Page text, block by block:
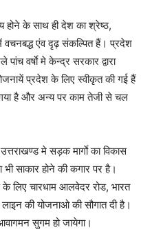
होने के साथ ही देश का श्रेष्ठ,
वचनबद्ध एंव दृढ़ संकल्पित हैं। प्रदेश
वर्षाे मे केन्द्र सरकार द्वारा
प्रदेश के लिए स्वीकृत की गई हैं
है और अन्य पर काम तेजी से चल
मे सड़क मार्गाे का विकास
भी साकार होने की कगार पर है।
लिए चारधाम आलवेदर रोड, भारत
की योजनाओ की सौगात दी है।
सुगम हो जायेगा।